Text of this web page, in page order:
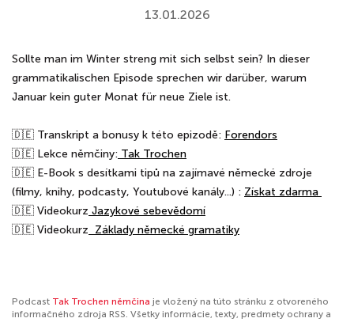
13.01.2026
Sollte man im Winter streng mit sich selbst sein? In dieser
grammatikalischen Episode sprechen wir darüber, warum
Januar kein guter Monat für neue Ziele ist.
🇩🇪 Transkript a bonusy k této epizodě: ⁠⁠⁠⁠⁠⁠⁠⁠⁠⁠⁠⁠⁠⁠⁠⁠⁠⁠⁠ Forendors⁠⁠⁠⁠⁠⁠⁠⁠⁠⁠⁠⁠⁠⁠⁠⁠⁠⁠⁠
🇩🇪 Lekce němčiny: ⁠⁠⁠⁠⁠⁠⁠⁠⁠⁠⁠⁠⁠⁠⁠⁠⁠⁠⁠⁠⁠⁠⁠⁠⁠⁠⁠⁠⁠⁠⁠⁠⁠⁠⁠⁠⁠⁠⁠⁠ Tak Trochen⁠⁠⁠⁠⁠⁠⁠⁠⁠⁠⁠⁠⁠⁠⁠⁠⁠⁠⁠⁠⁠⁠⁠⁠⁠⁠⁠⁠⁠⁠⁠⁠⁠⁠⁠⁠⁠⁠⁠
🇩🇪 E-Book s desítkami tipů na zajímavé německé zdroje
(filmy, knihy, podcasty, Youtubové kanály...) : ⁠⁠⁠⁠Získat zdarma ⁠⁠⁠⁠
🇩🇪 Videokurz ⁠⁠⁠⁠⁠⁠⁠⁠⁠⁠⁠⁠⁠⁠⁠⁠⁠⁠⁠⁠⁠⁠⁠⁠ Jazykové sebevědomí⁠⁠⁠⁠⁠⁠⁠⁠⁠⁠⁠⁠⁠⁠⁠⁠⁠⁠⁠⁠⁠⁠⁠⁠
🇩🇪 Videokurz ⁠⁠⁠⁠⁠⁠⁠⁠⁠⁠⁠⁠⁠⁠⁠⁠⁠⁠⁠⁠⁠ ⁠⁠⁠⁠ Základy německé gramatiky⁠⁠⁠⁠⁠⁠⁠⁠⁠⁠⁠⁠
Podcast Tak Trochen němčina je vložený na túto stránku z otvoreného
informačného zdroja RSS. Všetky informácie, texty, predmety ochrany a